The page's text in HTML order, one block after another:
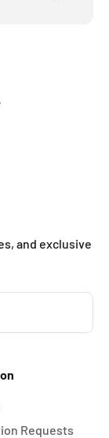
and exclusive
Requests